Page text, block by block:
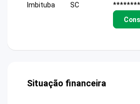
Imbituba
SC
Situação financeira